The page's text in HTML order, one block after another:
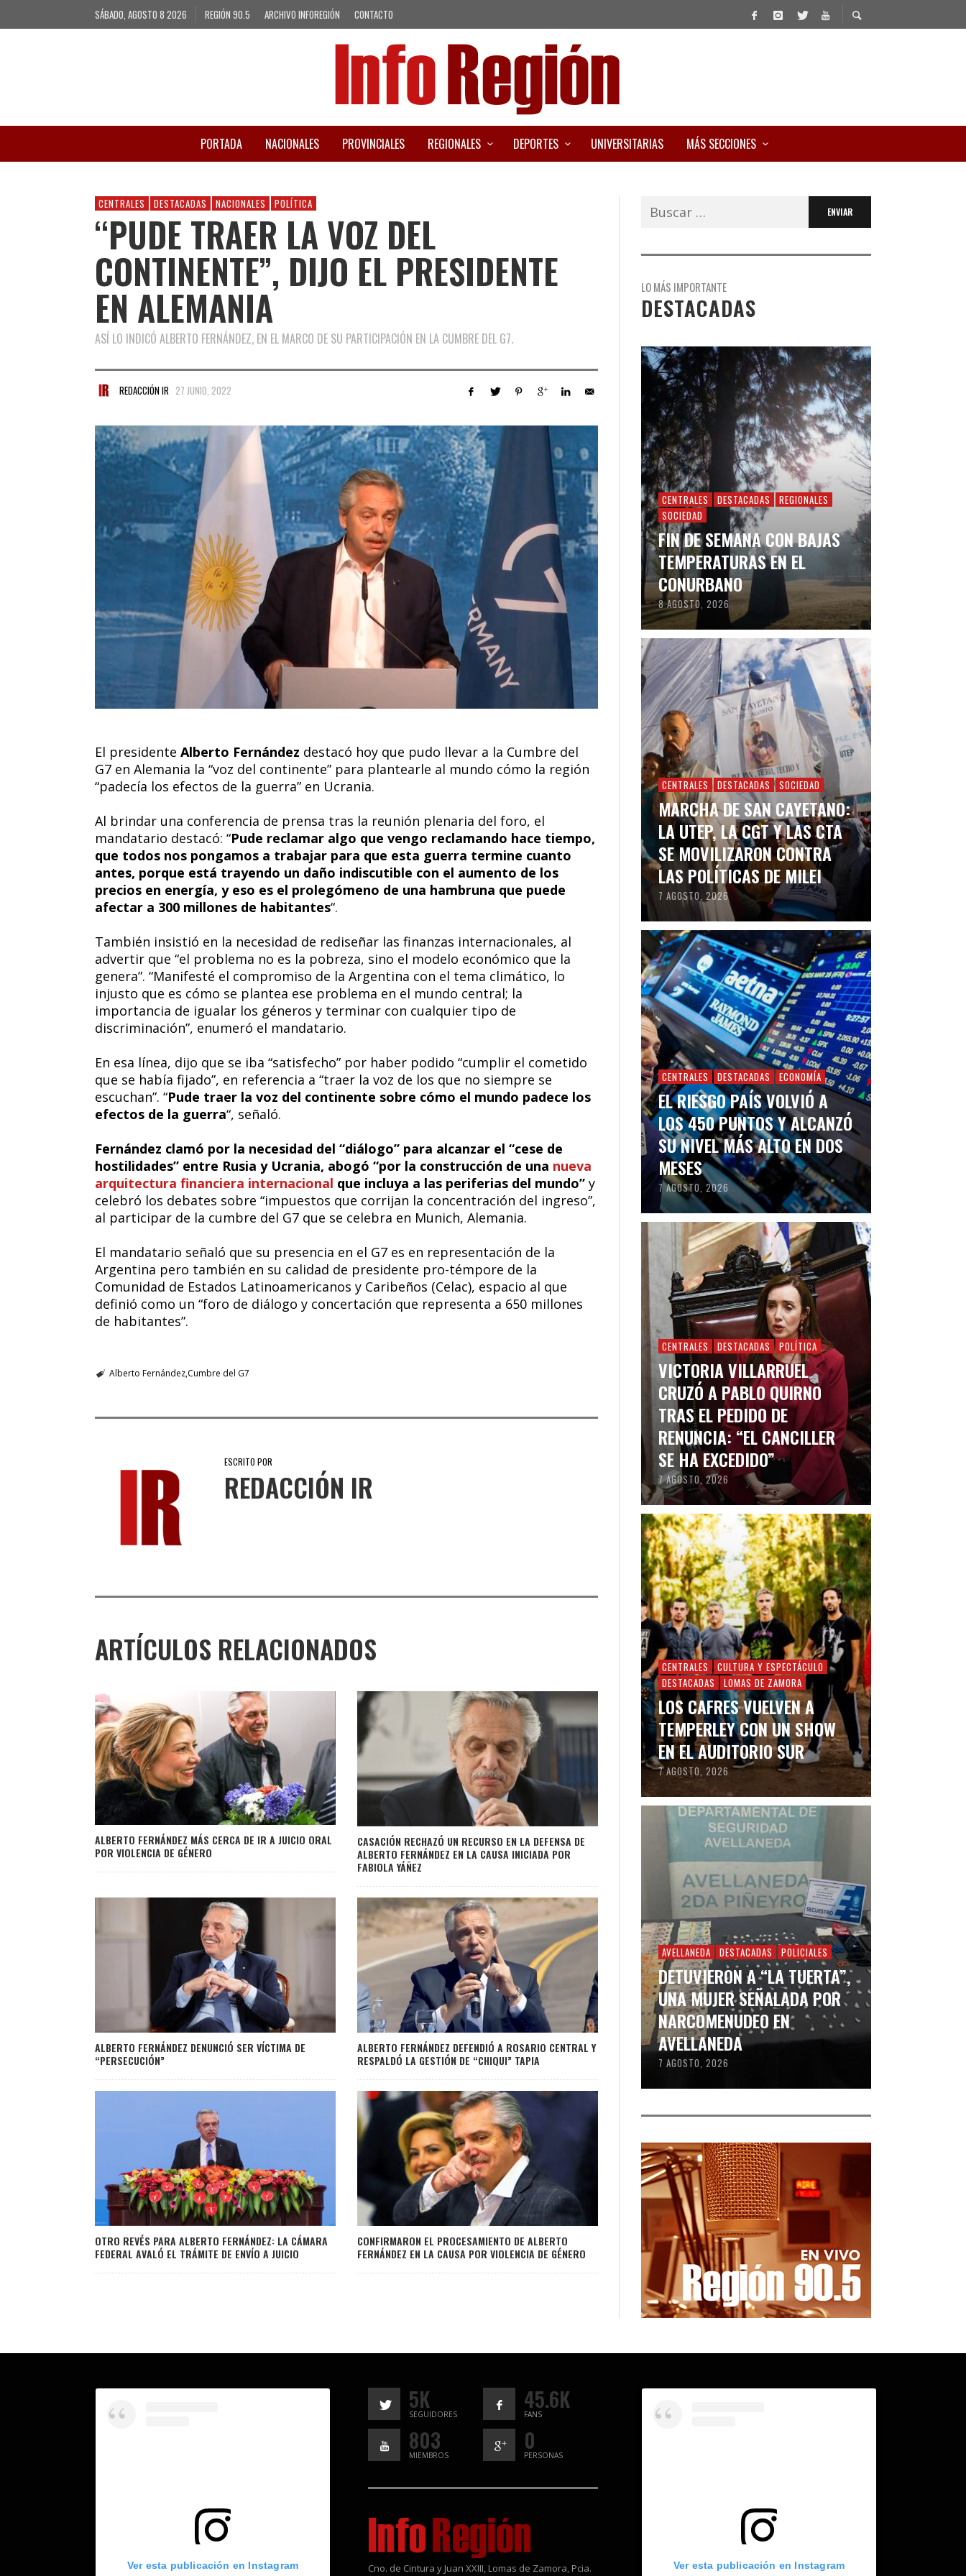
SÁBADO, AGOSTO 8 2026 REGIÓN 90.5 ARCHIVO INFOREGIÓN CONTACTO
PORTADA NACIONALES PROVINCIALES REGIONALES DEPORTES UNIVERSITARIAS MÁS SECCIONES
CENTRALES DESTACADAS NACIONALES POLÍTICA
“PUDE TRAER LA VOZ DEL
CONTINENTE”, DIJO EL PRESIDENTE
EN ALEMANIA
ASÍ LO INDICÓ ALBERTO FERNÁNDEZ, EN EL MARCO DE SU PARTICIPACIÓN EN LA CUMBRE DEL G7.
REDACCIÓN IR 27 JUNIO, 2022
El presidente Alberto Fernández destacó hoy que pudo llevar a la Cumbre del
G7 en Alemania la “voz del continente” para plantearle al mundo cómo la región
“padecía los efectos de la guerra” en Ucrania.
Al brindar una conferencia de prensa tras la reunión plenaria del foro, el
mandatario destacó: “Pude reclamar algo que vengo reclamando hace tiempo,
que todos nos pongamos a trabajar para que esta guerra termine cuanto
antes, porque está trayendo un daño indiscutible con el aumento de los
precios en energía, y eso es el prolegómeno de una hambruna que puede
afectar a 300 millones de habitantes“.
También insistió en la necesidad de rediseñar las finanzas internacionales, al
advertir que “el problema no es la pobreza, sino el modelo económico que la
genera”. “Manifesté el compromiso de la Argentina con el tema climático, lo
injusto que es cómo se plantea ese problema en el mundo central; la
importancia de igualar los géneros y terminar con cualquier tipo de
discriminación”, enumeró el mandatario.
En esa línea, dijo que se iba “satisfecho” por haber podido “cumplir el cometido
que se había fijado”, en referencia a “traer la voz de los que no siempre se
escuchan”. “Pude traer la voz del continente sobre cómo el mundo padece los
efectos de la guerra“, señaló.
Fernández clamó por la necesidad del “diálogo” para alcanzar el “cese de
hostilidades” entre Rusia y Ucrania, abogó “por la construcción de una nueva
arquitectura financiera internacional que incluya a las periferias del mundo” y
celebró los debates sobre “impuestos que corrijan la concentración del ingreso”,
al participar de la cumbre del G7 que se celebra en Munich, Alemania.
El mandatario señaló que su presencia en el G7 es en representación de la
Argentina pero también en su calidad de presidente pro-témpore de la
Comunidad de Estados Latinoamericanos y Caribeños (Celac), espacio al que
definió como un “foro de diálogo y concertación que representa a 650 millones
de habitantes”.
Alberto FernándezCumbre del G7
ESCRITO POR
REDACCIÓN IR
ARTÍCULOS RELACIONADOS
ALBERTO FERNÁNDEZ MÁS CERCA DE IR A JUICIO ORAL
POR VIOLENCIA DE GÉNERO
CASACIÓN RECHAZÓ UN RECURSO EN LA DEFENSA DE
ALBERTO FERNÁNDEZ EN LA CAUSA INICIADA POR
FABIOLA YÁÑEZ
ALBERTO FERNÁNDEZ DENUNCIÓ SER VÍCTIMA DE
“PERSECUCIÓN”
ALBERTO FERNÁNDEZ DEFENDIÓ A ROSARIO CENTRAL Y
RESPALDÓ LA GESTIÓN DE “CHIQUI” TAPIA
OTRO REVÉS PARA ALBERTO FERNÁNDEZ: LA CÁMARA
FEDERAL AVALÓ EL TRÁMITE DE ENVÍO A JUICIO
CONFIRMARON EL PROCESAMIENTO DE ALBERTO
FERNÁNDEZ EN LA CAUSA POR VIOLENCIA DE GÉNERO
Buscar:
LO MÁS IMPORTANTE
DESTACADAS
CENTRALES DESTACADAS
REGIONALES
SOCIEDAD
FIN DE SEMANA CON BAJAS
TEMPERATURAS EN EL
CONURBANO
8 AGOSTO, 2026
CENTRALES DESTACADAS SOCIEDAD
MARCHA DE SAN CAYETANO:
LA UTEP, LA CGT Y LAS CTA
SE MOVILIZARON CONTRA
LAS POLÍTICAS DE MILEI
7 AGOSTO, 2026
CENTRALES DESTACADAS ECONOMÍA
EL RIESGO PAÍS VOLVIÓ A
LOS 450 PUNTOS Y ALCANZÓ
SU NIVEL MÁS ALTO EN DOS
MESES
7 AGOSTO, 2026
CENTRALES DESTACADAS POLÍTICA
VICTORIA VILLARRUEL
CRUZÓ A PABLO QUIRNO
TRAS EL PEDIDO DE
RENUNCIA: “EL CANCILLER
SE HA EXCEDIDO”
7 AGOSTO, 2026
CENTRALES
CULTURA Y ESPECTÁCULO
DESTACADAS
LOMAS DE ZAMORA
LOS CAFRES VUELVEN A
TEMPERLEY CON UN SHOW
EN EL AUDITORIO SUR
7 AGOSTO, 2026
AVELLANEDA DESTACADAS POLICIALES
DETUVIERON A “LA TUERTA”,
UNA MUJER SEÑALADA POR
NARCOMENUDEO EN
AVELLANEDA
7 AGOSTO, 2026
Ver esta publicación en Instagram
5K
SEGUIDORES
45.6K
FANS
803
MIEMBROS
0
PERSONAS
Cno. de Cintura y Juan XXIII, Lomas de Zamora, Pcia. Ver esta publicación en Instagram